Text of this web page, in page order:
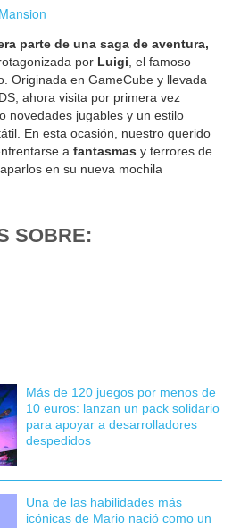
parte de una saga de aventura,
por Luigi, el famoso
Originada en GameCube y llevada
ahora visita por primera vez
novedades jugables y un estilo
En esta ocasión, nuestro querido
afantasmas y terrores de
en su nueva mochila
SOBRE:
Más de 120 juegos por menos de
10 euros: lanzan un pack solidario
para apoyar a desarrolladores
despedidos
Una de las habilidades más
icónicas de Mario nació como un